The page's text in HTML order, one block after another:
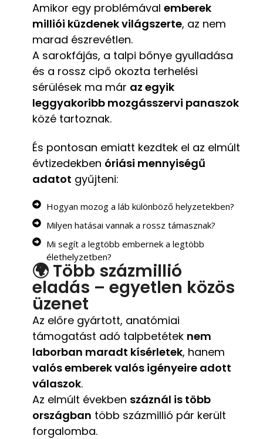
Amikor egy problémával emberek
milliói küzdenek világszerte, az nem
marad észrevétlen.
A sarokfájás, a talpi bőnye gyulladása
és a rossz cipő okozta terhelési
sérülések ma már az egyik
leggyakoribb mozgásszervi panaszok
közé tartoznak.
És pontosan emiatt kezdtek el az elmúlt
évtizedekben óriási mennyiségű
adatot gyűjteni:
Hogyan mozog a láb különböző helyzetekben?
Milyen hatásai vannak a rossz támasznak?
Mi segít a legtöbb embernek a legtöbb
élethelyzetben?
🌍 Több százmillió
eladás – egyetlen közös
üzenet
Az előre gyártott, anatómiai
támogatást adó talpbetétek nem
laborban maradt kísérletek, hanem
valós emberek valós igényeire adott
válaszok.
Az elmúlt években száznál is több
országban több százmillió pár került
forgalomba.